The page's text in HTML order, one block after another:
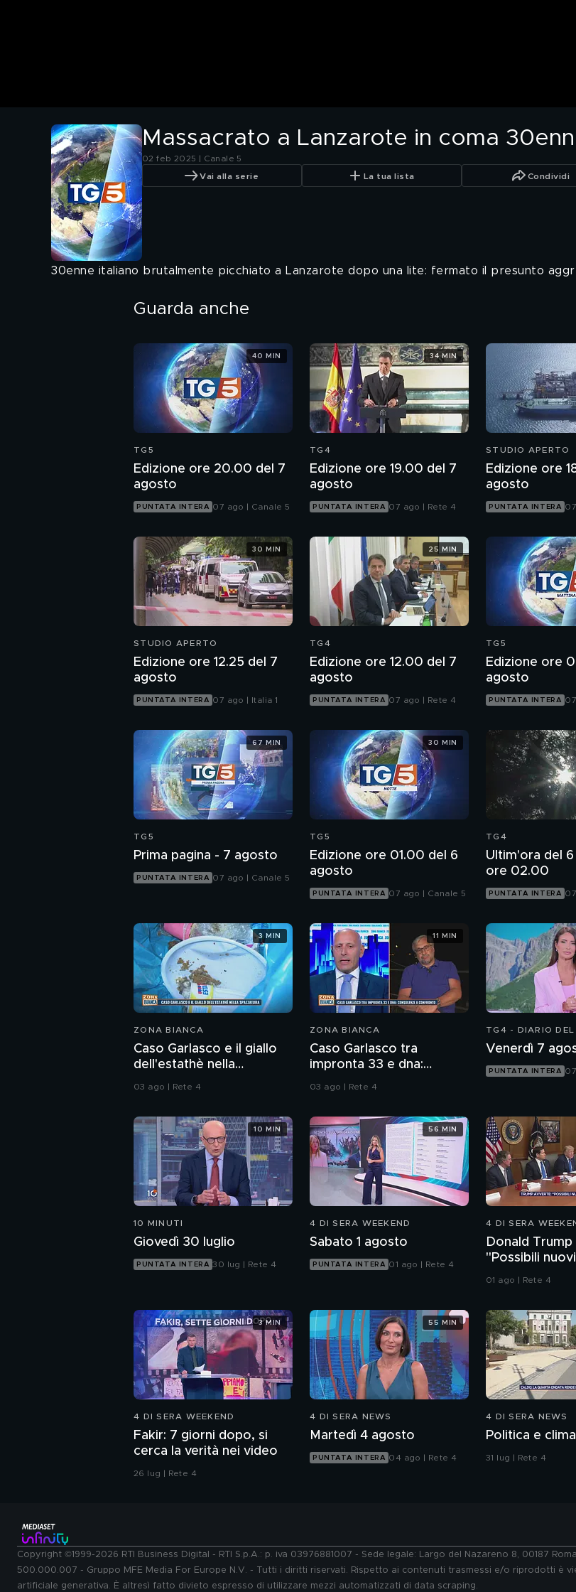
Massacrato a Lanzarote in coma
02 feb 2025 | Canale 5
Vai alla serie La tua lista Condividi
30enne italiano brutalmente picchiato a Lanzarote dopo una lite: fermato il presunto
Guarda anche
TG5
Edizione ore 20.00 del 7
agosto
PUNTATA INTERA 07 ago | Canale 5
40 MIN
TG4
Edizione ore 19.00 del 7
agosto
PUNTATA INTERA 07 ago | Rete 4
34 MIN
STUDIO APERTO
Edizione ore
agosto
PUNTATA INTERA
STUDIO APERTO
Edizione ore 12.25 del 7
agosto
PUNTATA INTERA 07 ago | Italia 1
30 MIN
TG4
Edizione ore 12.00 del 7
agosto
PUNTATA INTERA 07 ago | Rete 4
25 MIN
TG5
Edizione ore
agosto
PUNTATA INTERA
TG5
Prima pagina - 7 agosto
PUNTATA INTERA 07 ago | Canale 5
67 MIN
TG5
Edizione ore 01.00 del 6
agosto
PUNTATA INTERA 07 ago | Canale 5
30 MIN
TG4
Ultim'ora del
ore 02.00
PUNTATA INTERA
ZONA BIANCA
Caso Garlasco e il giallo
dell'estathè nella
spazzatura
03 ago | Rete 4
3 MIN
ZONA BIANCA
Caso Garlasco tra
impronta 33 e dna:
consulenze a confronto
03 ago | Rete 4
11 MIN
TG4 - DIARIO DEL
Venerdì 7
PUNTATA INTERA
10 MINUTI
Giovedì 30 luglio
PUNTATA INTERA 30 lug | Rete 4
10 MIN
4 DI SERA WEEKEND
Sabato 1 agosto
PUNTATA INTERA 01 ago | Rete 4
56 MIN
4 DI SERA
Donald
"Possibili
all'Iran"
01 ago | Rete 4
4 DI SERA WEEKEND
Fakir: 7 giorni dopo, si
cerca la verità nei video
26 lug | Rete 4
3 MIN
4 DI SERA NEWS
Martedì 4 agosto
PUNTATA INTERA 04 ago | Rete 4
55 MIN
4 DI SERA NEWS
Politica e
31 lug | Rete 4
Copyright ©1999-2026 RTI Business Digital - RTI S.p.A.: p. iva 03976881007 - Sede legale: Largo del Nazareno 8, 00187
500.000.007 - Gruppo MFE Media For Europe N.V. - Tutti i diritti riservati. Rispetto ai contenuti trasmessi e/o riprodotti è
artificiale generativa. È altresì fatto divieto espresso di utilizzare mezzi automatizzati di data scraping.